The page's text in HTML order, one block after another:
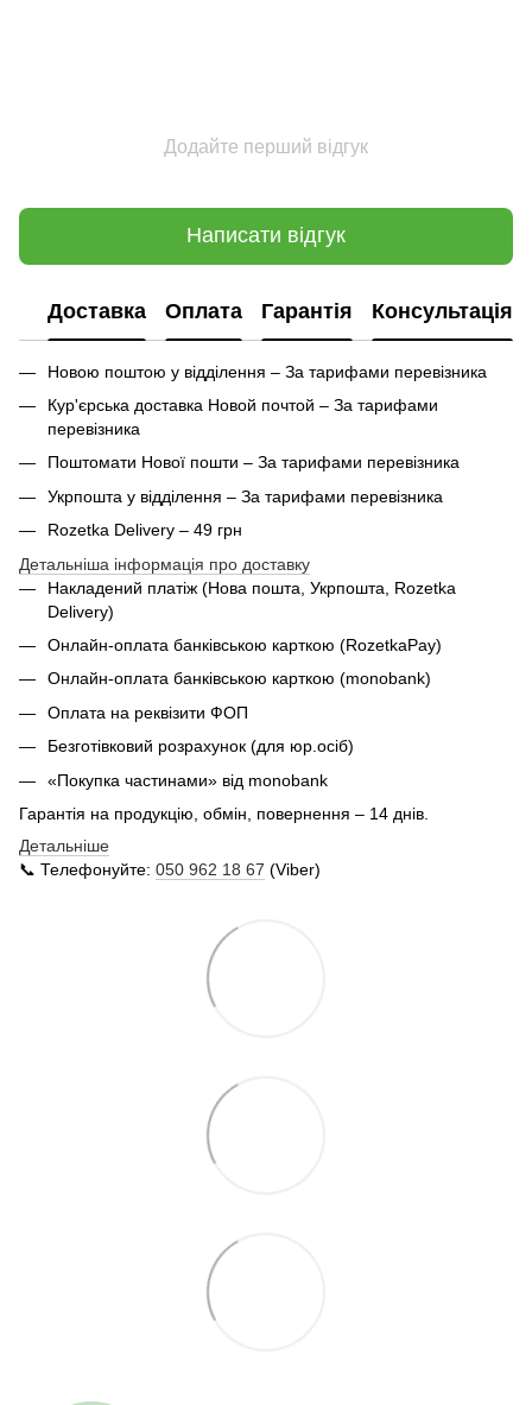
Додайте перший відгук
Написати відгук
Доставка Оплата Гарантія Консультація
Новою поштою у відділення – За тарифами перевізника
Кур'єрська доставка Новой почтой – За тарифами
перевізника
Поштомати Нової пошти – За тарифами перевізника
Укрпошта у відділення – За тарифами перевізника
Rozetka Delivery – 49 грн
Детальніша інформація про доставку
Накладений платіж (Нова пошта, Укрпошта, Rozetka
Delivery)
Онлайн-оплата банківською карткою (RozetkaPay)
Онлайн-оплата банківською карткою (monobank)
Оплата на реквізити ФОП
Безготівковий розрахунок (для юр.осіб)
«Покупка частинами» від monobank
Гарантія на продукцію, обмін, повернення – 14 днів.
Детальніше
📞 Телефонуйте: 050 962 18 67 (Viber)